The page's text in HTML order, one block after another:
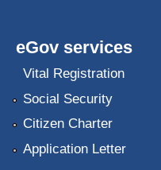
eGov services
Vital Registration
Social Security
Citizen Charter
Application Letter